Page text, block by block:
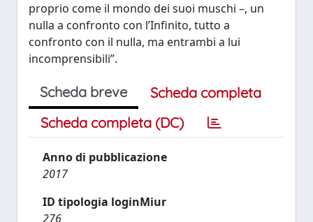
proprio come il mondo dei suoi muschi –, un
nulla a confronto con l’Infinito, tutto a
confronto con il nulla, ma entrambi a lui
incomprensibili”.
Scheda breve
Scheda completa
Scheda completa (DC)
Anno di pubblicazione
2017
ID tipologia loginMiur
276